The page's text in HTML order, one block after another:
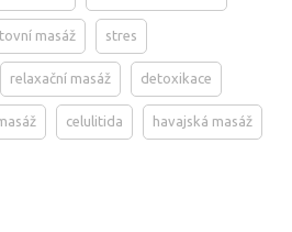
masáž stres
relaxační masáž detoxikace
celulitida havajská masáž